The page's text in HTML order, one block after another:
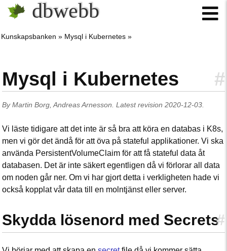
dbwebb
Kunskapsbanken Mysql i Kubernetes
#
Mysql i Kubernetes
ByMartin Borg ,Andreas Arnesson Latest revision2020-12-03
Vi läste tidigare att det inte är så bra att köra en databas i K8s,
men vi gör det ändå för att öva på stateful applikationer. Vi ska
använda PersistentVolumeClaim för att få stateful data åt
databasen. Det är inte säkert egentligen då vi förlorar all data
om noden går ner. Om vi har gjort detta i verkligheten hade vi
också kopplat vår data till en molntjänst eller server.
#
Skydda lösenord med Secrets